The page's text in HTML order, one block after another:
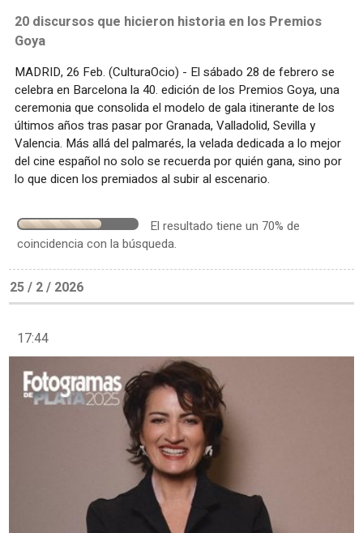
20 discursos que hicieron historia en los Premios
Goya
MADRID, 26 Feb. (CulturaOcio) - El sábado 28 de febrero se
celebra en Barcelona la 40. edición de los Premios Goya, una
ceremonia que consolida el modelo de gala itinerante de los
últimos años tras pasar por Granada, Valladolid, Sevilla y
Valencia. Más allá del palmarés, la velada dedicada a lo mejor
del cine español no solo se recuerda por quién gana, sino por
lo que dicen los premiados al subir al escenario.
El resultado tiene un 70% de
coincidencia con la búsqueda.
25 / 2 / 2026
17:44